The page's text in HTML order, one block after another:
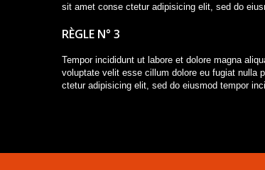
sit amet conse ctetur adipisicing elit, sed do
RÈGLE N° 3
Tempor incididunt ut labore et dolore magna
voluptate velit esse cillum dolore eu fugiat nulla
ctetur adipisicing elit, sed do eiusmod tempor